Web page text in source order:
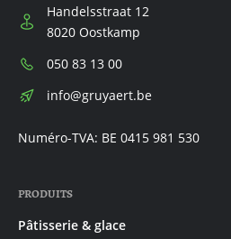
Handelsstraat 12
8020 Oostkamp
Téléphone:
050 83 13 00
E-
info@gruyaert.be
Numéro-TVA: BE 0415 981 530
PRODUITS
Pâtisserie & glace